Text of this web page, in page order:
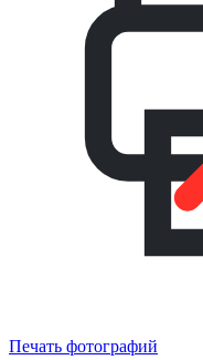
Печать фотографий